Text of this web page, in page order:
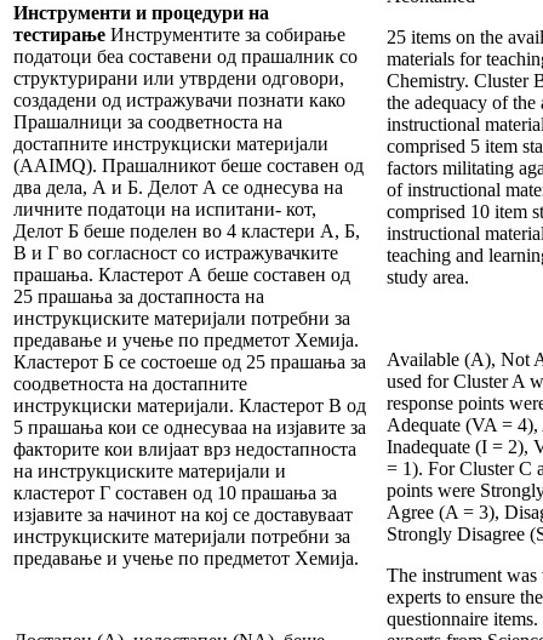
Инструменти и процедури на
тестирање Инструментите за собирање
податоци беа составени од прашалник со
структурирани или утврдени одговори,
создадени од истражувачи познати како
Прашалници за соодветноста на
достапните инструкциски материјали
(AAIMQ). Прашалникот беше составен од
два дела, А и Б. Делот А се однесува на
личните податоци на испитани- кот,
Делот Б беше поделен во 4 кластери А, Б,
В и Г во согласност со истражувачките
прашања. Кластерот А беше составен од
25 прашања за достапноста на
инструкциските материјали потребни за
предавање и учење по предметот Хемија.
Кластерот Б се состоеше од 25 прашања за
соодветноста на достапните
инструкциски материјали. Кластерот В од
5 прашања кои се однесуваа на изјавите за
факторите кои влијаат врз недостапноста
на инструкциските материјали и
кластерот Г составен од 10 прашања за
изјавите за начинот на кој се доставуваат
инструкциските материјали потребни за
предавање и учење по предметот Хемија.
25 items on the
materials for
Chemistry. Cluster
the adequacy of the
instructional
comprised 5 item
factors militating
of instructional
comprised 10 item
instructional
teaching and
study area.
Available (A), Not
used for Cluster A
response points
Adequate (VA =
Inadequate (I = 2),
= 1). For Cluster C
points were
Agree (A = 3),
Strongly Disagree
The instrument
experts to ensure
questionnaire